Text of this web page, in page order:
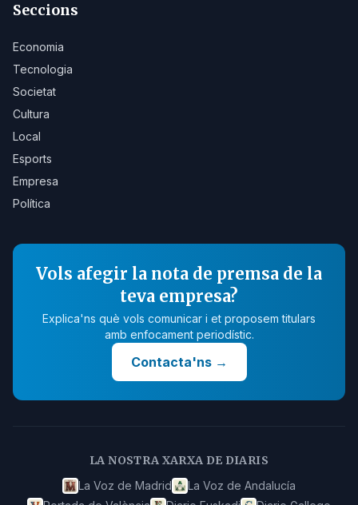
Seccions
Economia
Tecnologia
Societat
Cultura
Local
Esports
Empresa
Política
Vols afegir la nota de premsa de la
teva empresa?
Explica'ns què vols comunicar i et proposem titulars
amb enfocament periodístic.
Contacta'ns→
LA NOSTRA XARXA DE DIARIS
La Voz de Madrid
La Voz de Andalucía